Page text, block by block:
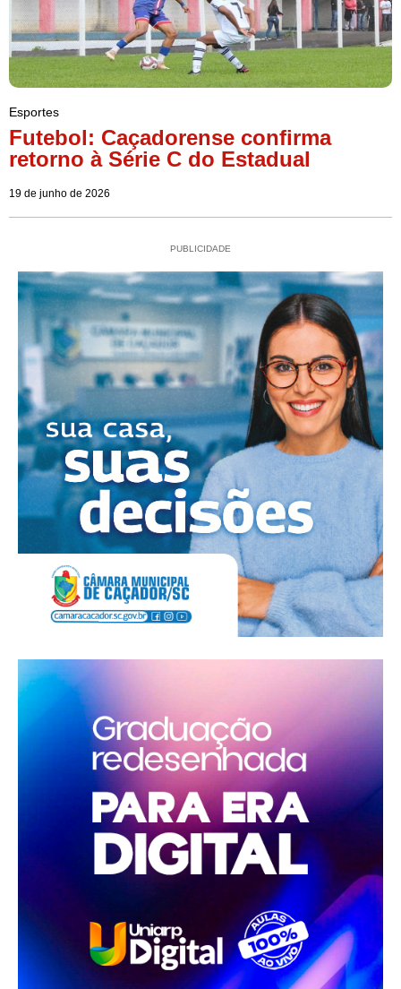
Esportes
Futebol: Caçadorense confirma
retorno à Série C do Estadual
19 de junho de 2026
PUBLICIDADE